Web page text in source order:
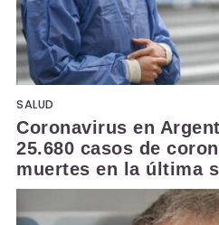
SALUD
Coronavirus en
25.680 casos de
muertes en la última